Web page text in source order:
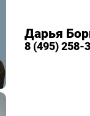
Дарья
8 (495) 258-